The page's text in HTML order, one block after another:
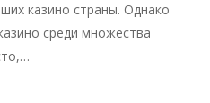
казино страны. Однако
среди множества